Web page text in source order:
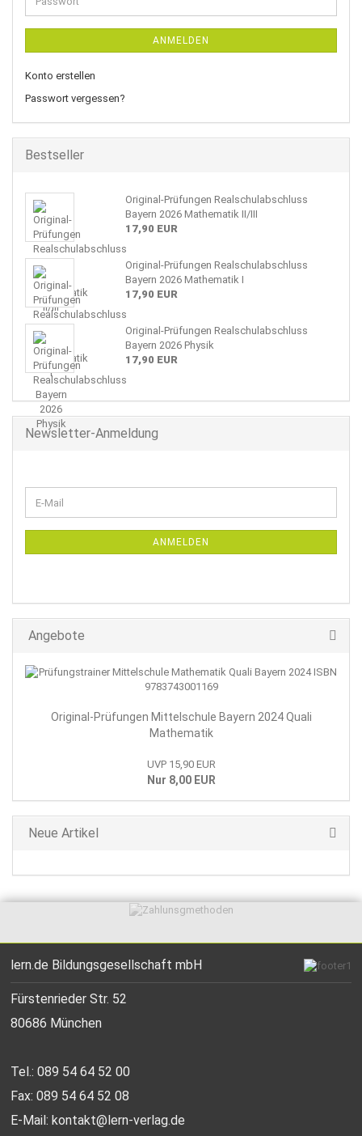
ANMELDEN
Konto erstellen
Passwort vergessen?
Bestseller
Original-Prüfungen Realschulabschluss
Bayern 2026 Mathematik II/III
17,90 EUR
Original-Prüfungen Realschulabschluss
Bayern 2026 Mathematik I
17,90 EUR
Original-Prüfungen Realschulabschluss
Bayern 2026 Physik
17,90 EUR
Newsletter-Anmeldung
ZUR
E-
Mail
ANMELDEN
Angebote
Original-Prüfungen Mittelschule Bayern 2024 Quali
Mathematik
UVP 15,90 EUR
Nur 8,00 EUR
Neue Artikel
lern.de Bildungsgesellschaft mbH
Fürstenrieder Str. 52
80686 München
Tel.: 089 54 64 52 00
Fax: 089 54 64 52 08
E-Mail:kontakt@lern-verlag.de